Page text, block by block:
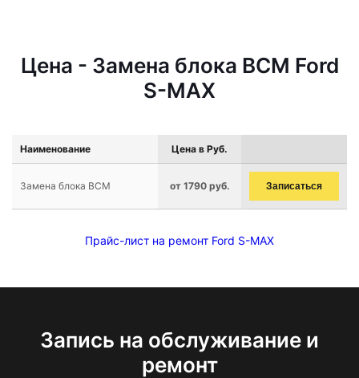
Цена - Замена блока BCM Ford
S-MAX
Наименование Цена в Руб.
Замена блока BCM от 1790 руб. Записаться
Прайс-лист на ремонт Ford S-MAX
Запись на обслуживание и
ремонт